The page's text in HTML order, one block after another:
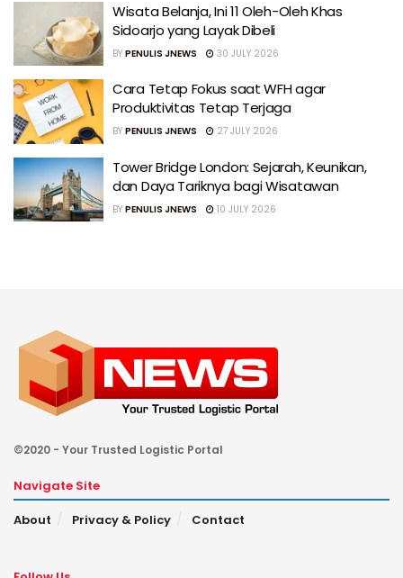
Wisata Belanja, Ini 11 Oleh-Oleh Khas
Sidoarjo yang Layak Dibeli
BY PENULIS JNEWS 30 JULY 2026
Cara Tetap Fokus saat WFH agar
Produktivitas Tetap Terjaga
BY PENULIS JNEWS 27 JULY 2026
Tower Bridge London: Sejarah, Keunikan,
dan Daya Tariknya bagi Wisatawan
BY PENULIS JNEWS 10 JULY 2026
©2020 - Your Trusted Logistic Portal
Navigate Site
About
Privacy & Policy Contact